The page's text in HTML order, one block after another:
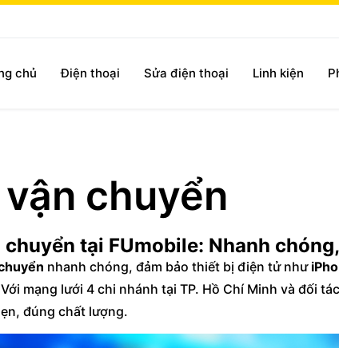
chủ Điện thoại Sửa điện thoại Linh kiện
chuyển
tại FUmobile: Nhanh
nhanh chóng, đảm bảo thiết bị điện tử như
mạng lưới 4 chi nhánh tại TP. Hồ Chí Minh và đối
đúng chất lượng.